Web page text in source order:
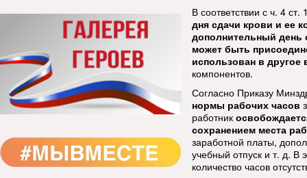
В соответствии с ч. 4
дня сдачи крови и ее
дополнительный день
может быть
использован в другое
компонентов.
Согласно Приказу
нормы рабочих часов
работник
сохранением места
заработной платы,
учебный отпуск и т. д. В
количество часов